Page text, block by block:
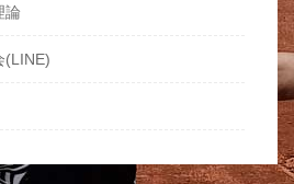
論
(LINE)